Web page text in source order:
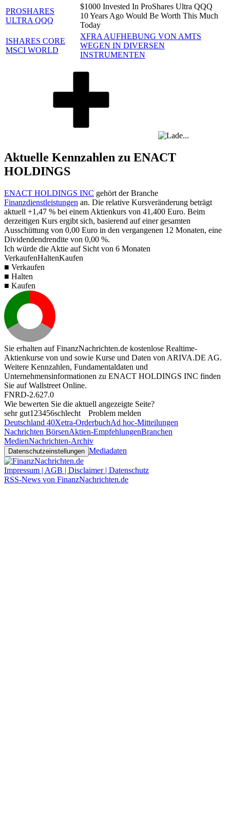
PROSHARES
ULTRA QQQ
$1000 Invested In ProShares Ultra QQQ
10 Years Ago Would Be Worth This Much
Today
ISHARES CORE
MSCI WORLD
XFRA AUFHEBUNG VON AMTS
WEGEN IN DIVERSEN
INSTRUMENTEN
Aktuelle Kennzahlen zu ENACT
HOLDINGS
ENACT HOLDINGS INC gehört der Branche
Finanzdienstleistungen an. Die relative Kursveränderung beträgt
aktuell +1,47 % bei einem Aktienkurs von 41,400 Euro. Beim
derzeitigen Kurs ergibt sich, basierend auf einer gesamten
Ausschüttung von 0,00 Euro in den vergangenen 12 Monaten, eine
Dividendendrendite von 0,00 %.
Ich würde die Aktie auf Sicht von 6 Monaten
VerkaufenHaltenKaufen
■ Verkaufen
■ Halten
■ Kaufen
Sie erhalten auf FinanzNachrichten.de kostenlose Realtime-
Aktienkurse von und sowie Kurse und Daten von ARIVA.DE AG.
Weitere Kennzahlen, Fundamentaldaten und
Unternehmensinformationen zu ENACT HOLDINGS INC finden
Sie aufWallstreet Online.
FNRD-2.627.0
Wie bewerten Sie die aktuell angezeigte Seite?
sehr gut1 23456schlecht
Problem melden
Deutschland 40Xetra-OrderbuchAd hoc-Mitteilungen
Nachrichten BörsenAktien-EmpfehlungenBranchen
MedienNachrichten-Archiv
Datenschutzeinstellungen Mediadaten
Impressum | AGB | Disclaimer | Datenschutz
RSS-News von FinanzNachrichten.de